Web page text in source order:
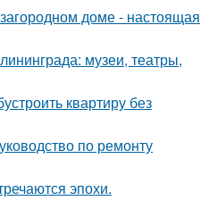
доме - настоящая
музеи, театры,
квартиру без
по ремонту
эпохи.